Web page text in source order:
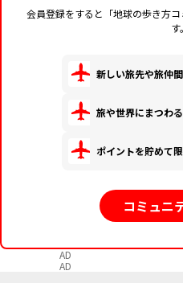
会員登録をすると「地球の歩き方
す。
新しい旅先や旅仲
旅や世界にまつわ
ポイントを貯めて
コミュニ
AD
AD